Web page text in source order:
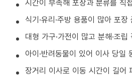
시간이 부족해 포장과 분류를 직
식기·유리·주방 용품이 많아 포
대형 가구·가전이 많고 분해·조
아이·반려동물이 있어 이사 당일
장거리 이사로 이동 시간이 길어